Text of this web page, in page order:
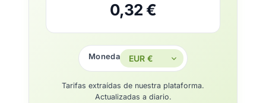
0,32 €
Moneda
Tarifas extraídas de nuestra plataforma.
Actualizadas a diario.